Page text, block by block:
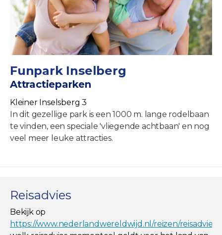
Funpark Inselberg
Attractieparken
Kleiner Inselsberg 3
In dit gezellige park is een 1000 m. lange rodelbaan
te vinden, een speciale 'vliegende achtbaan' en nog
veel meer leuke attracties.
Reisadvies
Bekijk op
https://www.nederlandwereldwijd.nl/reizen/